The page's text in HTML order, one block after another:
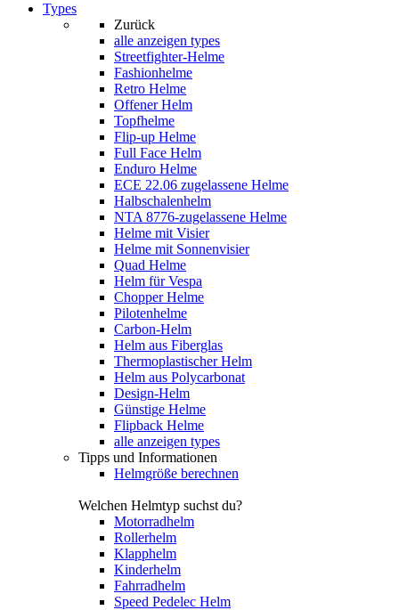
Types
Zurück
alle anzeigen types
Streetfighter-Helme
Fashionhelme
Retro Helme
Offener Helm
Topfhelme
Flip-up Helme
Full Face Helm
Enduro Helme
ECE 22.06 zugelassene Helme
Halbschalenhelm
NTA 8776-zugelassene Helme
Helme mit Visier
Helme mit Sonnenvisier
Quad Helme
Helm für Vespa
Chopper Helme
Pilotenhelme
Carbon-Helm
Helm aus Fiberglas
Thermoplastischer Helm
Helm aus Polycarbonat
Design-Helm
Günstige Helme
Flipback Helme
alle anzeigen types
Tipps und Informationen
Helmgröße berechnen
Welchen Helmtyp suchst du?
Motorradhelm
Rollerhelm
Klapphelm
Kinderhelm
Fahrradhelm
Speed Pedelec Helm